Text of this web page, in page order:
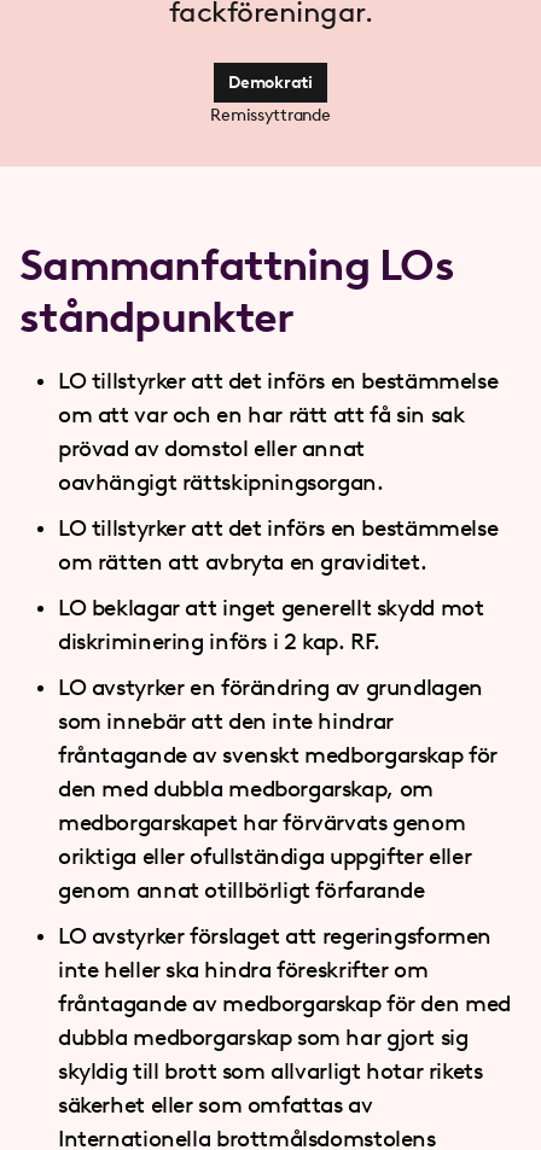
fackföreningar.
Demokrati
Remissyttrande
Sammanfattning LOs
ståndpunkter
LO tillstyrker att det införs en bestämmelse
om att var och en har rätt att få sin sak
prövad av domstol eller annat
oavhängigt rättskipningsorgan.
LO tillstyrker att det införs en bestämmelse
om rätten att avbryta en graviditet.
LO beklagar att inget generellt skydd mot
diskriminering införs i 2 kap. RF.
LO avstyrker en förändring av grundlagen
som innebär att den inte hindrar
fråntagande av svenskt medborgarskap för
den med dubbla medborgarskap, om
medborgarskapet har förvärvats genom
oriktiga eller ofullständiga uppgifter eller
genom annat otillbörligt förfarande
LO avstyrker förslaget att regeringsformen
inte heller ska hindra föreskrifter om
fråntagande av medborgarskap för den med
dubbla medborgarskap som har gjort sig
skyldig till brott som allvarligt hotar rikets
säkerhet eller som omfattas av
Internationella brottmålsdomstolens